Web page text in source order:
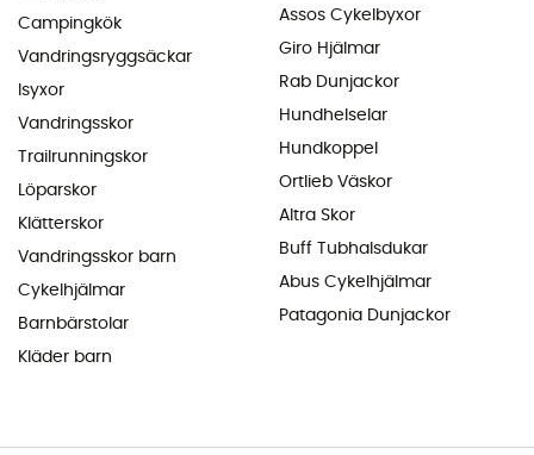
Campingkök
Vandringsryggsäckar
Isyxor
Vandringsskor
Trailrunningskor
Löparskor
Klätterskor
Vandringsskor barn
Cykelhjälmar
Barnbärstolar
Kläder barn
Assos Cykelbyxor
Giro Hjälmar
Rab Dunjackor
Hundhelselar
Hundkoppel
Ortlieb Väskor
Altra Skor
Buff Tubhalsdukar
Abus Cykelhjälmar
Patagonia Dunjackor